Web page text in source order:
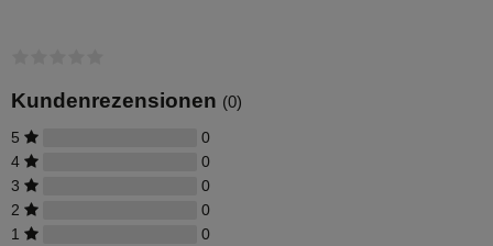
Lieferumfang enthalten.
Kundenrezensionen (0)
5
0
4
0
3
0
2
0
1
0